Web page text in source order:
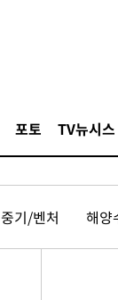
포토 TV뉴시스
중기/벤처 해양